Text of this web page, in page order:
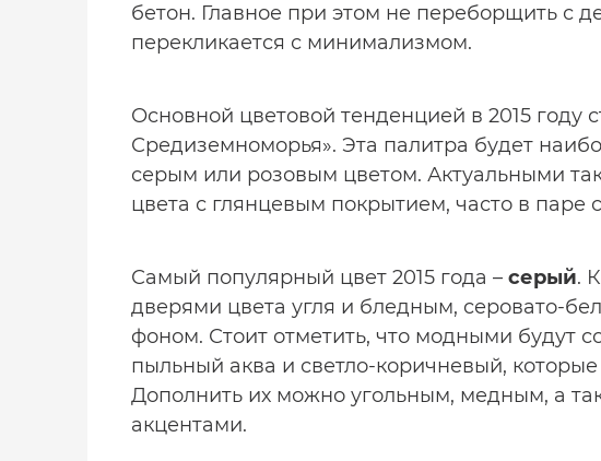
бетон. Главное при этом не переборщить с
перекликается с минимализмом.
Основной цветовой тенденцией в 2015 году
Средиземноморья». Эта палитра будет
серым или розовым цветом. Актуальными
цвета с глянцевым покрытием, часто в паре
Самый популярный цвет 2015 года – серый.
дверями цвета угля и бледным, серовато-
фоном. Стоит отметить, что модными будут
пыльный аква и светло-коричневый,
Дополнить их можно угольным, медным, а
акцентами.